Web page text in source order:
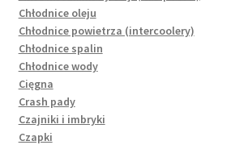
Chłodnice oleju
Chłodnice powietrza (intercoolery)
Chłodnice spalin
Chłodnice wody
Cięgna
Crash pady
Czajniki i imbryki
Czapki